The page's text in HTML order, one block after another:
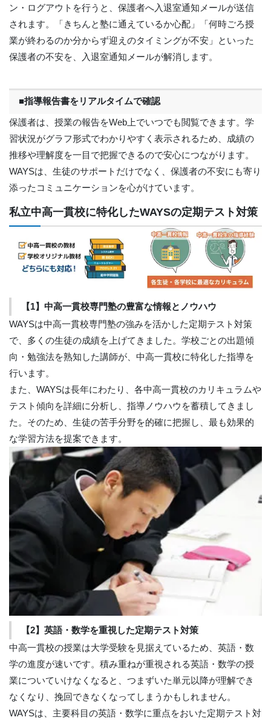
ン・ログアウトを行うと、保護者へ入退室通知メールが送信
されます。「きちんと塾に通えているか心配」「何時ごろ授
業が終わるのか分からず迎えのタイミングが不安」といった
保護者の不安を、入退室通知メールが解消します。
■指導報告書をリアルタイムで確認
保護者は、授業の報告をWeb上でいつでも閲覧できます。学
習状況がグラフ形式でわかりやすく表示されるため、成績の
推移や理解度を一目で把握できるので安心につながります。
WAYSは、生徒のサポートだけでなく、保護者の不安にも寄り
添ったコミュニケーションを心がけています。
私立中高一貫校に特化したWAYSの定期テスト対策
【1】中高一貫校専門塾の豊富な情報とノウハウ
WAYSは中高一貫校専門塾の強みを活かした定期テスト対策
で、多くの生徒の成績を上げてきました。学校ごとの出題傾
向・勉強法を熟知した講師が、中高一貫校に特化した指導を
行います。
また、WAYSは長年にわたり、各中高一貫校のカリキュラムや
テスト傾向を詳細に分析し、指導ノウハウを蓄積してきまし
た。そのため、生徒の苦手分野を的確に把握し、最も効果的
な学習方法を提案できます。
【2】英語・数学を重視した定期テスト対策
中高一貫校の授業は大学受験を見据えているため、英語・数
学の進度が速いです。積み重ねが重視される英語・数学の授
業についていけなくなると、つまずいた単元以降が理解でき
なくなり、挽回できなくなってしまうかもしれません。
WAYSは、主要科目の英語・数学に重点をおいた定期テスト対